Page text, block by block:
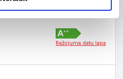
Ražojuma datu lapa